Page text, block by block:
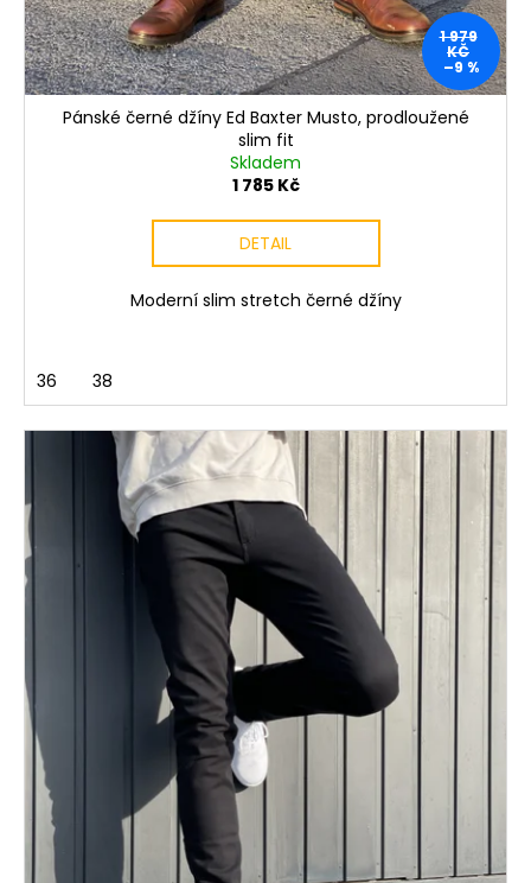
1 979
KČ
–9 %
Pánské černé džíny Ed Baxter Musto, prodloužené
slim fit
Skladem
1 785 Kč
DETAIL
Moderní slim stretch černé džíny
36 38